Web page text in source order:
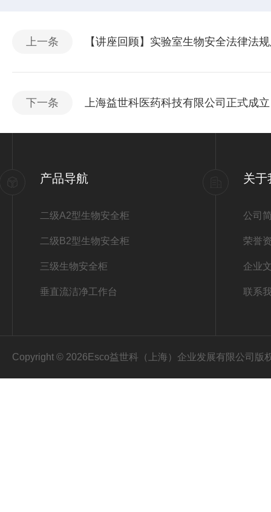
上一条 【讲座回顾】实验室生物安全法律法
下一条 上海益世科医药科技有限公司正式成立
产品导航
二级A2型生物安全柜
二级B2型生物安全柜
三级生物安全柜
垂直流洁净工作台
关于
公司
荣誉
企业
联系
Copyright © 2026Esco益世科（上海）企业发展有限公司